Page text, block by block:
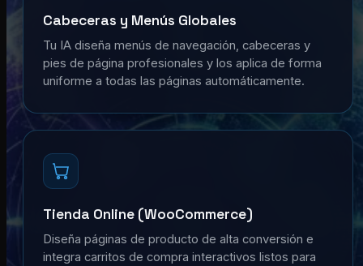
Cabeceras y Menús Globales
Tu IA diseña menús de navegación, cabeceras y
pies de página profesionales y los aplica de forma
uniforme a todas las páginas automáticamente.
Tienda Online (WooCommerce)
Diseña páginas de producto de alta conversión e
integra carritos de compra interactivos listos para